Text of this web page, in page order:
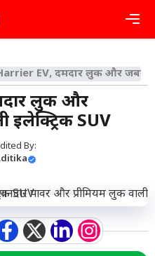
EV, दमदार लुक और
लुक और
इलेक्ट्रिक SUV
By: